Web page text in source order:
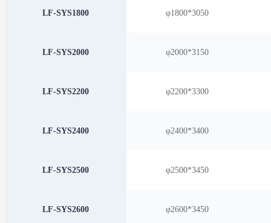
LF-SYS1800 φ1800*3050
LF-SYS2000 φ2000*3150
LF-SYS2200 φ2200*3300
LF-SYS2400 φ2400*3400
LF-SYS2500 φ2500*3450
LF-SYS2600 φ2600*3450